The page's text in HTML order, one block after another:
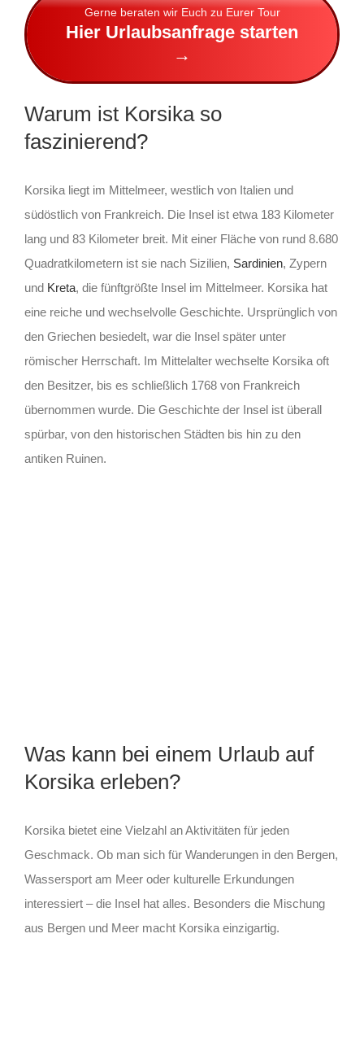
Gerne beraten wir Euch zu Eurer Tour
Hier Urlaubsanfrage starten
→
Warum ist Korsika so
faszinierend?
Korsika liegt im Mittelmeer, westlich von Italien und
südöstlich von Frankreich. Die Insel ist etwa 183 Kilometer
lang und 83 Kilometer breit. Mit einer Fläche von rund 8.680
Quadratkilometern ist sie nach Sizilien, Sardinien, Zypern
und Kreta, die fünftgrößte Insel im Mittelmeer. Korsika hat
eine reiche und wechselvolle Geschichte. Ursprünglich von
den Griechen besiedelt, war die Insel später unter
römischer Herrschaft. Im Mittelalter wechselte Korsika oft
den Besitzer, bis es schließlich 1768 von Frankreich
übernommen wurde. Die Geschichte der Insel ist überall
spürbar, von den historischen Städten bis hin zu den
antiken Ruinen.
Was kann bei einem Urlaub auf
Korsika erleben?
Korsika bietet eine Vielzahl an Aktivitäten für jeden
Geschmack. Ob man sich für Wanderungen in den Bergen,
Wassersport am Meer oder kulturelle Erkundungen
interessiert – die Insel hat alles. Besonders die Mischung
aus Bergen und Meer macht Korsika einzigartig.